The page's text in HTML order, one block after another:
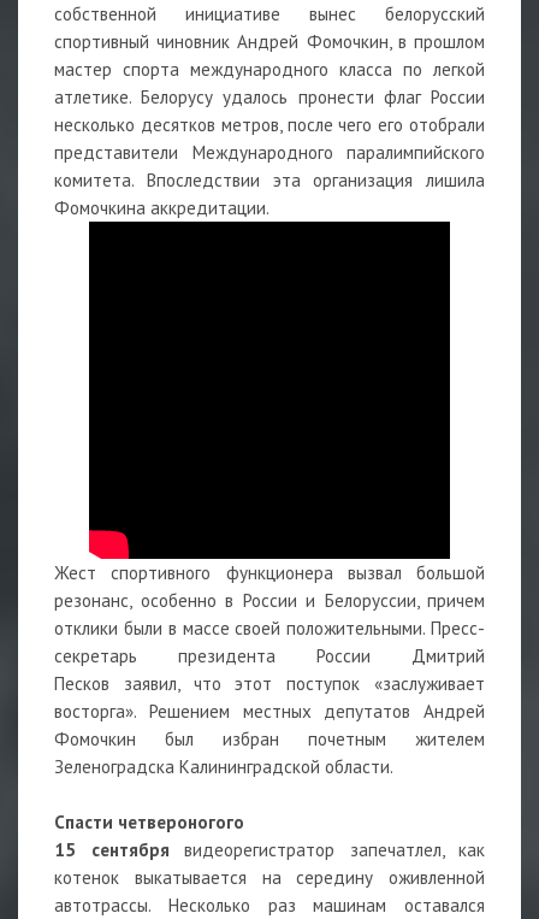
собственной инициативе вынес белорусский
спортивный чиновник Андрей Фомочкин, в прошлом
мастер спорта международного класса по легкой
атлетике. Белорусу удалось пронести флаг России
несколько десятков метров, после чего его отобрали
представители Международного паралимпийского
комитета. Впоследствии эта организация лишила
Фомочкина аккредитации.
Жест спортивного функционера вызвал большой
резонанс, особенно в России и Белоруссии, причем
отклики были в массе своей положительными. Пресс-
секретарь президента России Дмитрий
Песков заявил, что этот поступок «заслуживает
восторга». Решением местных депутатов Андрей
Фомочкин был избран почетным жителем
Зеленоградска Калининградской области.
Спасти четвероногого
15 сентября видеорегистратор запечатлел, как
котенок выкатывается на середину оживленной
автотрассы. Несколько раз машинам оставался